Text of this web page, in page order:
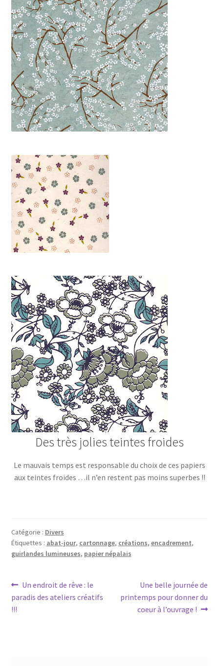
Des très jolies teintes froides
Le mauvais temps est responsable du choix de ces papiers
aux teintes froides …il n’en restent pas moins superbes !!
Catégorie : Divers
Étiquettes : abat-jour, cartonnage, créations, encadrement,
guirlandes lumineuses, papier népalais
Navigation
de
Article
précédent :
Un endroit de rêve : le
paradis des ateliers créatifs
!!!
Article
suivant :
Une belle journée de
printemps pour donner du
coeur à l’ouvrage !